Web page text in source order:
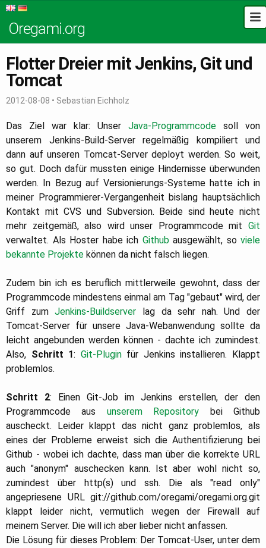
Oregami.org
Flotter Dreier mit Jenkins, Git und
Tomcat
2012-08-08 • Sebastian Eichholz
Das Ziel war klar: Unser Java-Programmcode soll von
unserem Jenkins-Build-Server regelmäßig kompiliert und
dann auf unseren Tomcat-Server deployt werden. So weit,
so gut. Doch dafür mussten einige Hindernisse überwunden
werden. In Bezug auf Versionierungs-Systeme hatte ich in
meiner Programmierer-Vergangenheit bislang hauptsächlich
Kontakt mit CVS und Subversion. Beide sind heute nicht
mehr zeitgemäß, also wird unser Programmcode mit Git
verwaltet. Als Hoster habe ich Githubausgewählt, so viele
bekannte Projekte können da nicht falsch liegen.
Zudem bin ich es beruflich mittlerweile gewohnt, dass der
Programmcode mindestens einmal am Tag "gebaut" wird, der
Griff zumJenkins-Buildserver lag da sehr nah. Und der
Tomcat-Server für unsere Java-Webanwendung sollte da
leicht angebunden werden können - dachte ich zumindest.
Also, Schritt 1: Git-Pluginfür Jenkins installieren. Klappt
problemlos.
Schritt 2: Einen Git-Job im Jenkins erstellen, der den
Programmcode aus unserem Repository bei Github
auscheckt. Leider klappt das nicht ganz problemlos, als
eines der Probleme erweist sich die Authentifizierung bei
Github - wobei ich dachte, dass man über die korrekte URL
auch "anonym" auschecken kann. Ist aber wohl nicht so,
zumindest über http(s) und ssh. Die als "read only"
angepriesene URL git://github.com/oregami/oregami.org.git
klappt leider nicht, vermutlich wegen der Firewall auf
meinem Server. Die will ich aber lieber nicht anfassen.
Die Lösung für dieses Problem: Der Tomcat-User, unter dem